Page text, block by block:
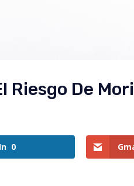
Riesgo De
0